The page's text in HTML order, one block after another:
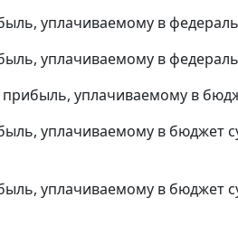
уплачиваемому в
уплачиваемому в
уплачиваемому в
уплачиваемому в бюджет
уплачиваемому в бюджет